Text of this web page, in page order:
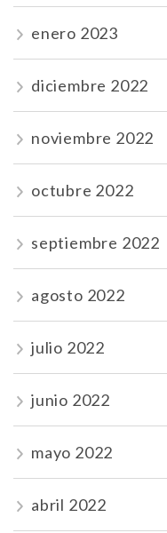
enero 2023
diciembre 2022
noviembre 2022
octubre 2022
septiembre 2022
agosto 2022
julio 2022
junio 2022
mayo 2022
abril 2022